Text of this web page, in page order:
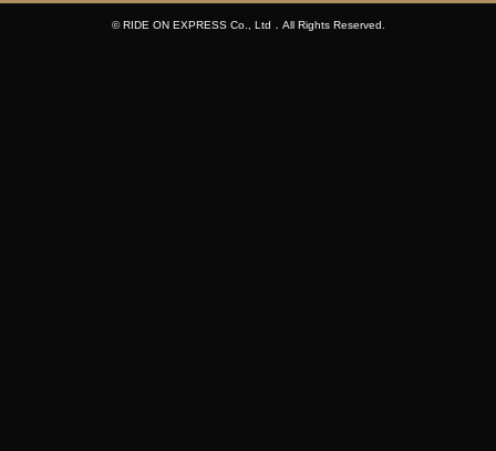
© RIDE ON EXPRESS Co., Ltd．All Rights Reserved.